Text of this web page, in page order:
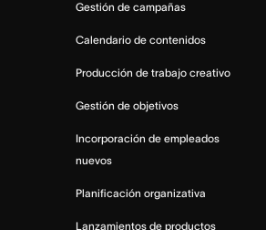
Gestión de campañas
Calendario de contenidos
Producción de trabajo creativo
Gestión de objetivos
Incorporación de empleados
nuevos
Planificación organizativa
Lanzamientos de productos